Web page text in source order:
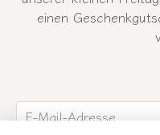
einen
email
E-Mail-Adresse